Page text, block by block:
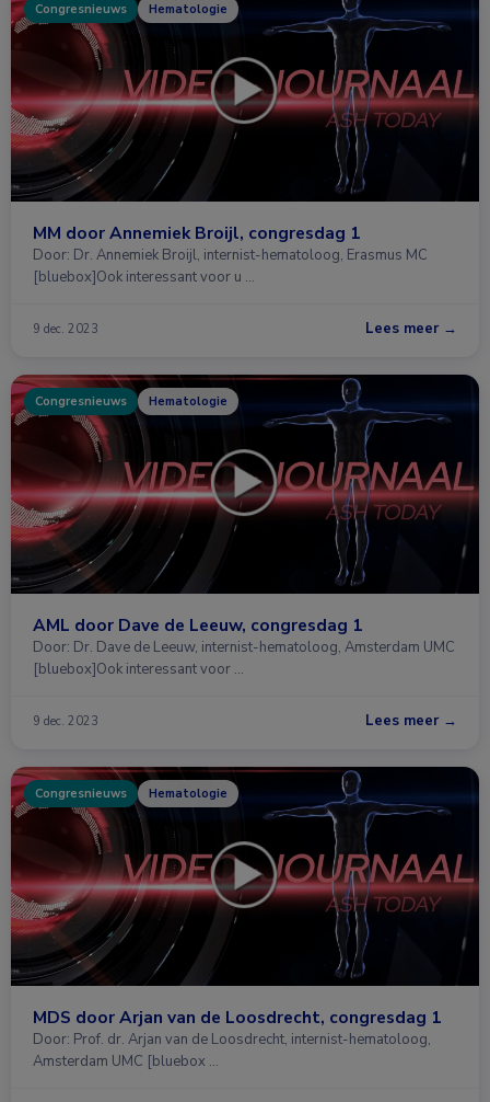
Congresnieuws Hematologie
MM door Annemiek Broijl, congresdag 1
Door: Dr. Annemiek Broijl, internist-hematoloog, Erasmus MC
[bluebox]Ook interessant voor u …
9 dec. 2023 Lees meer →
Congresnieuws Hematologie
AML door Dave de Leeuw, congresdag 1
Door: Dr. Dave de Leeuw, internist-hematoloog, Amsterdam UMC
[bluebox]Ook interessant voor …
9 dec. 2023 Lees meer →
Congresnieuws Hematologie
MDS door Arjan van de Loosdrecht, congresdag 1
Door: Prof. dr. Arjan van de Loosdrecht, internist-hematoloog,
Amsterdam UMC [bluebox …